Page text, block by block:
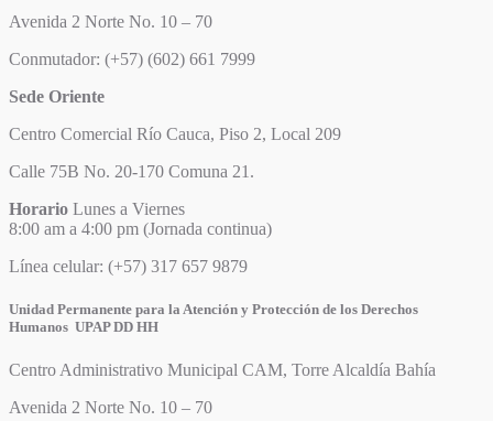
Avenida 2 Norte No. 10 – 70
Conmutador: (+57) (602) 661 7999
Sede Oriente
Centro Comercial Río Cauca, Piso 2, Local 209
Calle 75B No. 20-170 Comuna 21.
Horario Lunes a Viernes
8:00 am a 4:00 pm (Jornada continua)
Línea celular: (+57) 317 657 9879
Unidad Permanente para la Atención y Protección de los Derechos
Humanos UPAP DD HH
Centro Administrativo Municipal CAM, Torre Alcaldía Bahía
Avenida 2 Norte No. 10 – 70